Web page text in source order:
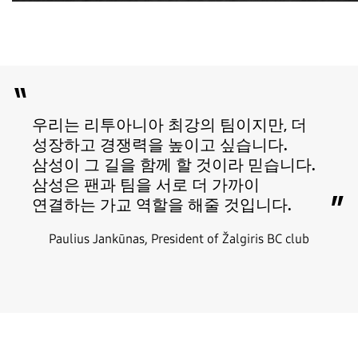
“ 우리는 리투아니아 최강의 팀이지만, 더
성장하고 경쟁력을 높이고 싶습니다.
삼성이 그 길을 함께 할 것이라 믿습니다.
삼성은 팬과 팀을 서로 더 가까이
연결하는 가교 역할을 해줄 것입니다.
Paulius Jankūnas, President of Žalgiris BC club ”